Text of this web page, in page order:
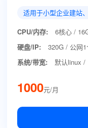
适用于小型企业建站
CPU/内存:
6核心 /
硬盘/IP:
320G / 公网
系统/带宽:
默认linux /
1000元/月